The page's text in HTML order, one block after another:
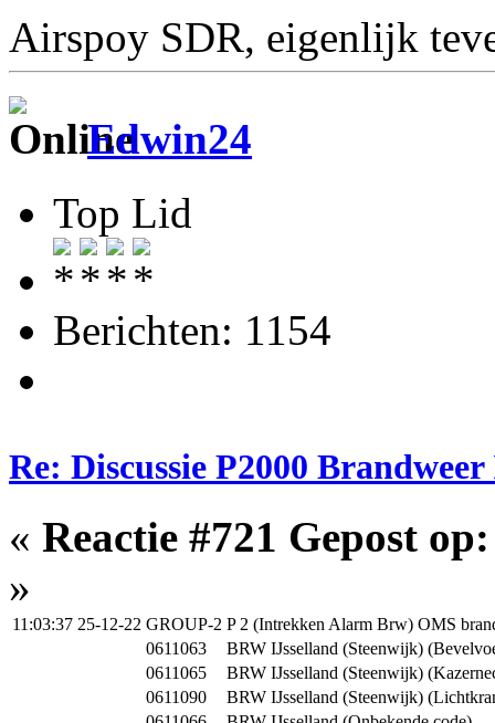
Airspoy SDR, eigenlijk
Edwin24
Top Lid
Berichten: 1154
Re: Discussie P2000
« Reactie #721 Gepost op:
»
11:03:37 25-12-22 GROUP-2 P 2 (Intrekken Alarm Brw) OMS
0611063
BRW IJsselland (Steenwijk)
0611065
BRW IJsselland (Steenwijk)
0611090
BRW IJsselland (Steenwijk)